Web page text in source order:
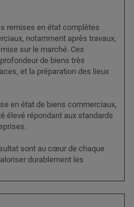
remises en état complètes
notamment après travaux,
sur le marché. Ces
de biens très
et la préparation des lieux
en état de biens commerciaux,
élevé répondant aux standards
sont au cœur de chaque
durablement les